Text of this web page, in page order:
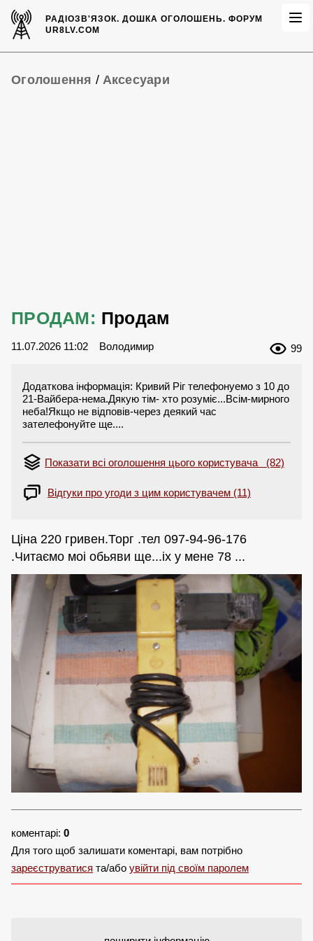
РАДІОЗВ'ЯЗОК.ДОШКА ОГОЛОШЕНЬ. ФОРУМ
UR8LV.COM
Оголошення / Аксесуари
ПРОДАМ: Продам
11.07.2026 11:02 Володимир 99
Додаткова інформація: Кривий Ріг телефонуемо з 10 до
21-Вайбера-нема.Дякую тім- хто розуміє...Всім-мирного
неба!Якщо не відповів-через деякий час
зателефонуйте ще....
Показати всі оголошення цього користувача (82)
Відгуки про угоди з цим користувачем (11)
Ціна 220 гривен.Торг .тел 097-94-96-176
.Читаємо моі обьяви ще...іх у мене 78 ...
коментарі: 0
Для того щоб залишати коментарі, вам потрібно
зареєструватися та/або увійти під своїм паролем